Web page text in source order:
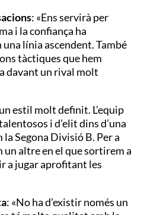
: «Ens servirà per
i la confiança ha
línia ascendent. També
tàctiques que hem
davant un rival molt
estil molt definit. L’equip
i d’elit dins d’una
Segona Divisió B. Per a
altre en el que sortirem a
a jugar aprofitant les
: «No ha d’existir només un